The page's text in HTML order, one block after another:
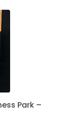
Park –